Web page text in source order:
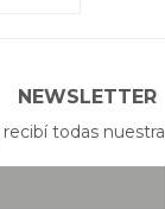
NEWSLETTER
recibí todas